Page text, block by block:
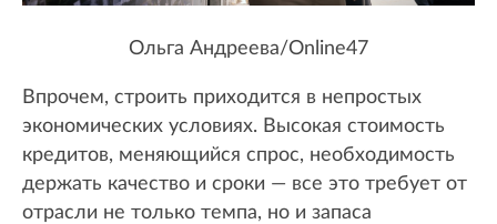
Ольга Андреева/Online47
Впрочем, строить приходится в непростых
экономических условиях. Высокая стоимость
кредитов, меняющийся спрос, необходимость
держать качество и сроки — все это требует от
отрасли не только темпа, но и запаса